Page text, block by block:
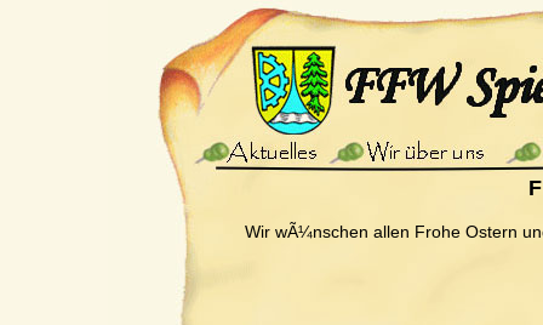
Wir wÃ¼nschen allen Frohe Ostern